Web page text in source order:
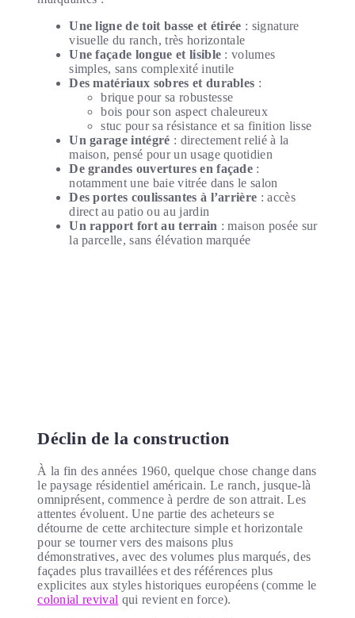
Une ligne de toit basse et étirée : signature
visuelle du ranch, très horizontale
Une façade longue et lisible : volumes
simples, sans complexité inutile
Des matériaux sobres et durables :
brique pour sa robustesse
bois pour son aspect chaleureux
stuc pour sa résistance et sa finition lisse
Un garage intégré : directement relié à la
maison, pensé pour un usage quotidien
De grandes ouvertures en façade :
notamment une baie vitrée dans le salon
Des portes coulissantes à l’arrière : accès
direct au patio ou au jardin
Un rapport fort au terrain : maison posée sur
la parcelle, sans élévation marquée
Déclin de la construction
À la fin des années 1960, quelque chose change dans
le paysage résidentiel américain. Le ranch, jusque-là
omniprésent, commence à perdre de son attrait. Les
attentes évoluent. Une partie des acheteurs se
détourne de cette architecture simple et horizontale
pour se tourner vers des maisons plus
démonstratives, avec des volumes plus marqués, des
façades plus travaillées et des références plus
explicites aux styles historiques européens (comme le
colonial revival qui revient en force).